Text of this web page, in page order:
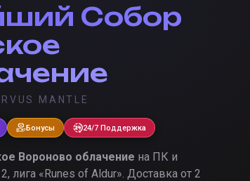
Собор
MANTLE
Бонусы 24/7 Поддержка
Вороново облачение на ПК и
лига «Runes of Aldur». Доставка от 2